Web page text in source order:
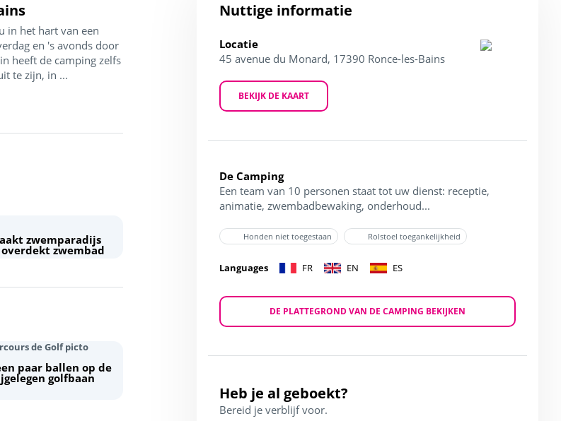
in het hart van een
en 's avonds door
heeft de camping zelfs
te zijn, in ...
zwemparadijs
zwembad
paar ballen op de
golfbaan
Nuttige informatie
Locatie
45 avenue du Monard, 17390 Ronce-les-Bains
BEKIJK DE KAART
De Camping
Een team van 10 personen staat tot uw dienst: receptie,
animatie, zwembadbewaking, onderhoud...
Honden niet toegestaan Rolstoel toegankelijkheid
Languages FR EN ES
DE PLATTEGROND VAN DE CAMPING BEKIJKEN
Heb je al geboekt?
Bereid je verblijf voor.